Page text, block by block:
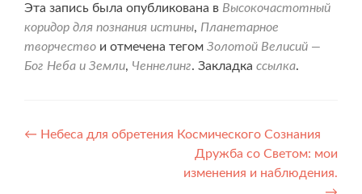
Эта запись была опубликована в Высокочастотный
коридор для познания истины, Планетарное
творчество и отмечена тегом Золотой Велисий —
Бог Неба и Земли, Ченнелинг. Закладка ссылка.
Навигация
← Небеса для обретения Космического Сознания
Дружба со Светом: мои
изменения и наблюдения.